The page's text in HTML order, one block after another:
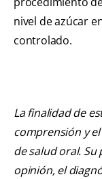
nivel de azúcar
controlado.
La finalidad de
comprensión y
de salud oral.
opinión, el